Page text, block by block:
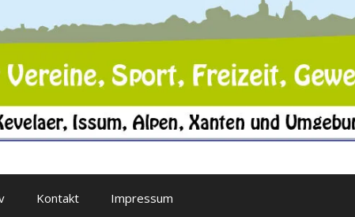
Kontakt Impressum